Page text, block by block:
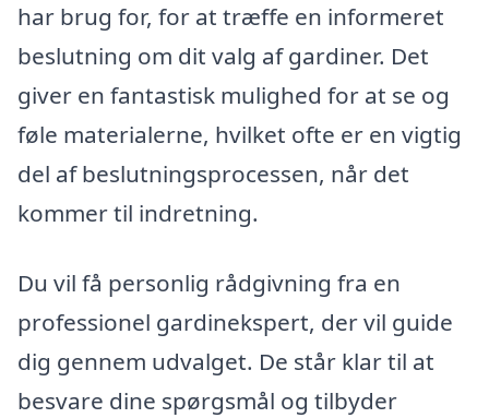
har brug for, for at træffe en informeret
beslutning om dit valg af gardiner. Det
giver en fantastisk mulighed for at se og
føle materialerne, hvilket ofte er en vigtig
del af beslutningsprocessen, når det
kommer til indretning.
Du vil få personlig rådgivning fra en
professionel gardinekspert, der vil guide
dig gennem udvalget. De står klar til at
besvare dine spørgsmål og tilbyder